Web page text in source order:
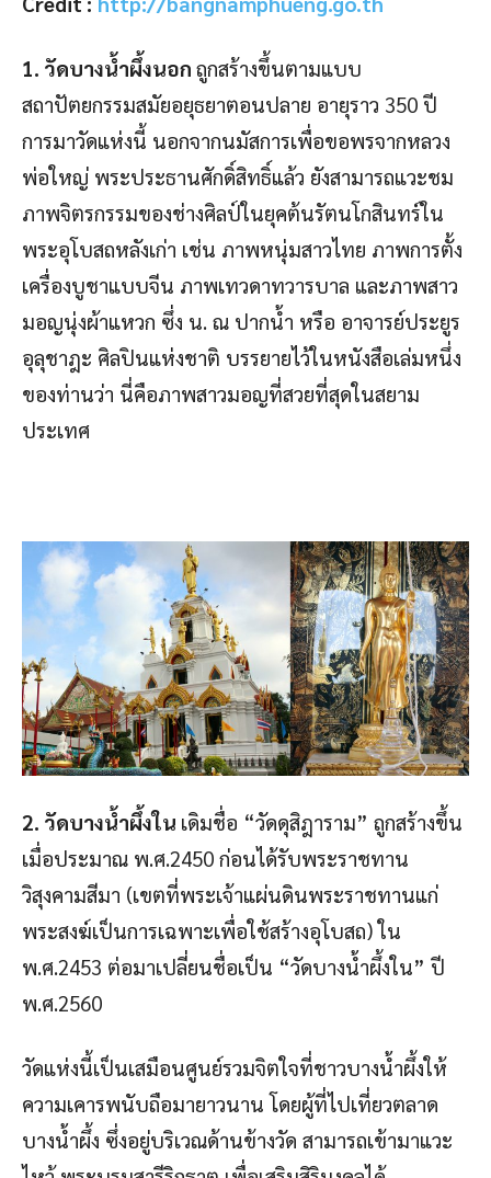
1. วัดบางน้ำผึ้งนอก ถูกสร้างขึ้นตามแบบ
สถาปัตยกรรมสมัยอยุธยาตอนปลาย อายุราว 350 ปี
การมาวัดแห่งนี้ นอกจากนมัสการเพื่อขอพรจากหลวง
พ่อใหญ่ พระประธานศักดิ์สิทธิ์แล้ว ยังสามารถแวะชม
ภาพจิตรกรรมของช่างศิลป์ในยุคต้นรัตนโกสินทร์ใน
พระอุโบสถหลังเก่า เช่น ภาพหนุ่มสาวไทย ภาพการตั้ง
เครื่องบูชาแบบจีน ภาพเทวดาทวารบาล และภาพสาว
มอญนุ่งผ้าแหวก ซึ่ง น. ณ ปากน้ำ หรือ อาจารย์ประยูร
อุลุชาฎะ ศิลปินแห่งชาติ บรรยายไว้ในหนังสือเล่มหนึ่ง
ของท่านว่า นี่คือภาพสาวมอญที่สวยที่สุดในสยาม
ประเทศ
2. วัดบางน้ำผึ้งใน เดิมชื่อ “วัดดุสิฎาราม” ถูกสร้างขึ้น
เมื่อประมาณ พ.ศ.2450 ก่อนได้รับพระราชทาน
วิสุงคามสีมา (เขตที่พระเจ้าแผ่นดินพระราชทานแก่
พระสงฆ์เป็นการเฉพาะเพื่อใช้สร้างอุโบสถ) ใน
พ.ศ.2453 ต่อมาเปลี่ยนชื่อเป็น “วัดบางน้ำผึ้งใน” ปี
พ.ศ.2560
วัดแห่งนี้เป็นเสมือนศูนย์รวมจิตใจที่ชาวบางน้ำผึ้งให้
ความเคารพนับถือมายาวนาน โดยผู้ที่ไปเที่ยวตลาด
บางน้ำผึ้ง ซึ่งอยู่บริเวณด้านข้างวัด สามารถเข้ามาแวะ